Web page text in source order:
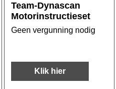
Team-Dynascan
Motorinstructieset
Geen vergunning nodig
Klik hier